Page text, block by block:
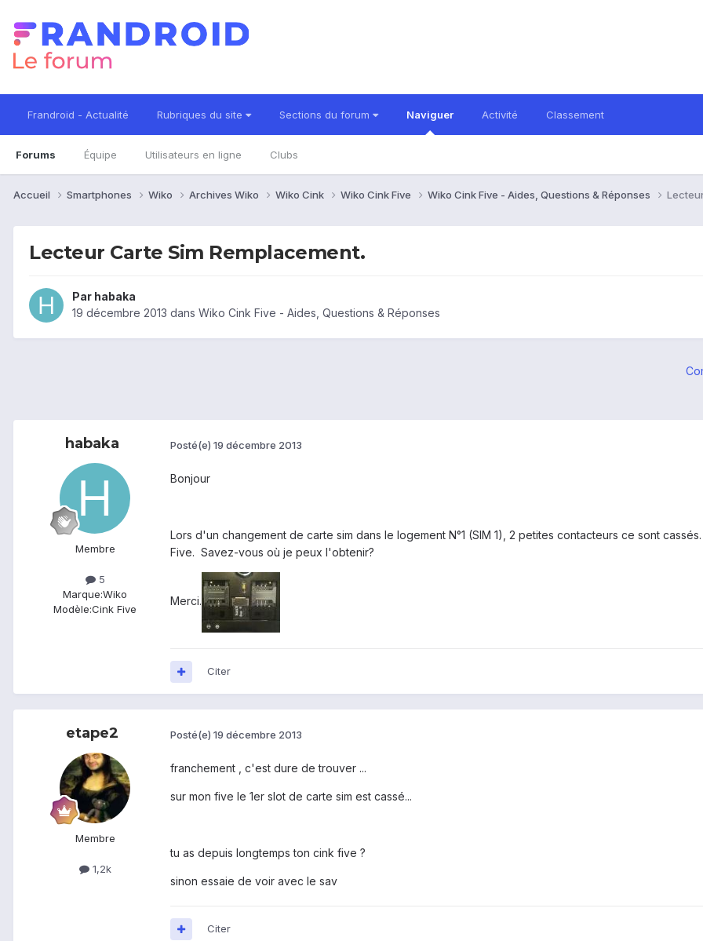
Frandroid - Actualité Rubriques du site Sections du forum Naviguer
Forums Équipe Utilisateurs en ligne Clubs
Activité Classement
Accueil Smartphones Wiko Archives Wiko Wiko Cink Wiko Cink Five Wiko Cink Five - Aides, Questions & Réponses
Lecteur Carte Sim Remplacement.
Par habaka
19 décembre 2013 dans Wiko Cink Five - Aides, Questions & Réponses
habaka
Membre
5
Marque:Wiko
Modèle:Cink Five
Posté(e) 19 décembre 2013
Bonjour
Lors d'un changement de carte sim dans le logement N°1 (SIM 1), 2 petites contacteurs ce sont cassés.
Five. Savez-vous où je peux l'obtenir?
Merci.
Citer
etape2
Membre
1,2k
Posté(e) 19 décembre 2013
franchement , c'est dure de trouver ...
sur mon five le 1er slot de carte sim est cassé...
tu as depuis longtemps ton cink five ?
sinon essaie de voir avec le sav
Citer